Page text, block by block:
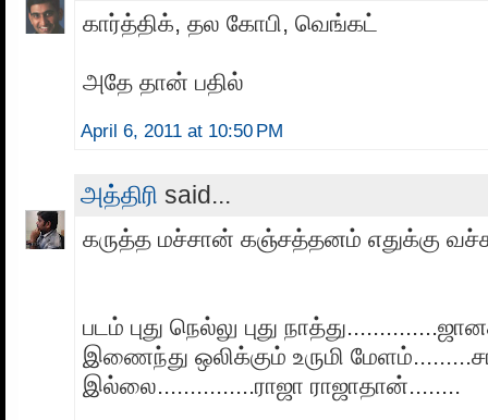
கார்த்திக், தல கோபி, வெங்கட்
அதே தான் பதில்
April 6, 2011 at 10:50 PM
அத்திரி said...
கருத்த மச்சான் கஞ்சத்தனம் எதுக்கு
படம் புது நெல்லு புது
இணைந்து ஒலிக்கும் உருமி
இல்லை...............ராஜா ராஜாதான்........